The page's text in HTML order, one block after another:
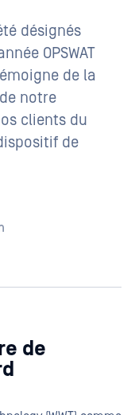
désignés
OPSWAT
de la
notre
clients du
de
de